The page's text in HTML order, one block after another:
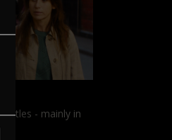
- mainly in